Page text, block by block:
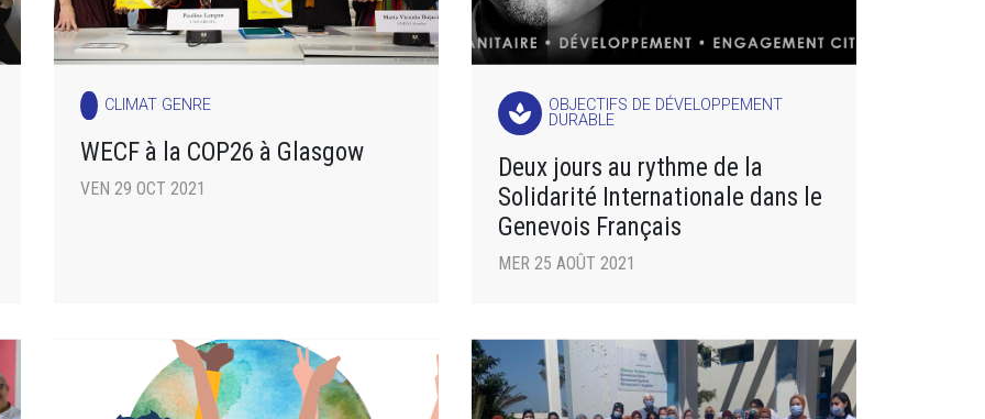
CLIMAT GENRE
WECF à la COP26 à Glasgow
VEN 29 OCT 2021
spa
OBJECTIFS DE DÉVELOPPEMENT
DURABLE
Deux jours au rythme de la
Solidarité Internationale dans le
Genevois Français
MER 25 AOÛT 2021